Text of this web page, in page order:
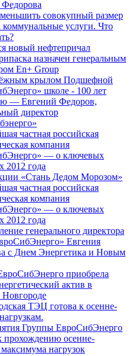
совокупный размер
коммунальные услуги. Что
новый нефтепричал
назначен генеральным
En+ Group
крылом Подшефной
школе - 100 лет
— Евгений Федоров,
директор
частная российская
компания
— о ключевых
2012 года
«Стань Дедом Морозом»
частная российская
компания
— о ключевых
2012 года
генерального директора
Евгения
с Днем Энергетика и Новым
приобрела
актив в
ТЭЦ готова к осенне-
Группы ЕвроСибЭнерго
прохождению осенне-
нагрузок